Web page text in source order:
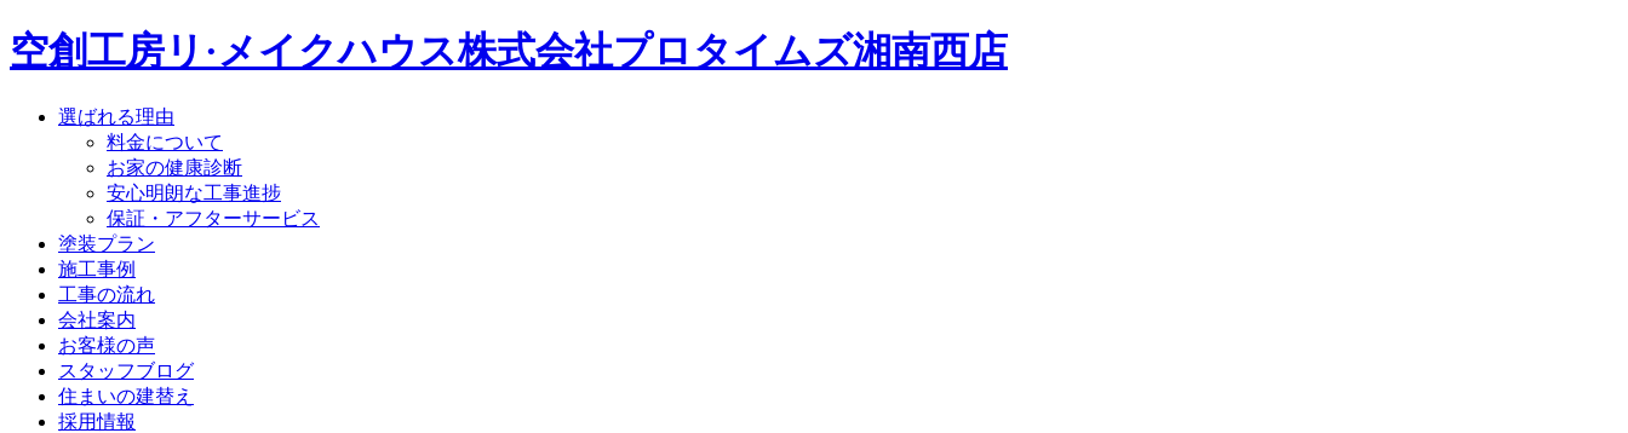
空創工房リ·メイクハウス株式会社プロタイムズ湘南西店
選ばれる理由
料金について
お家の健康診断
安心明朗な工事進捗
保証・アフターサービス
塗装プラン
施工事例
工事の流れ
会社案内
お客様の声
スタッフブログ
住まいの建替え
採用情報